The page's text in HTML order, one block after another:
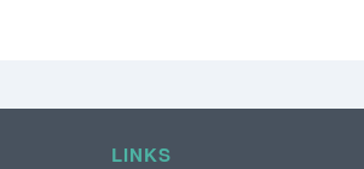
LINKS